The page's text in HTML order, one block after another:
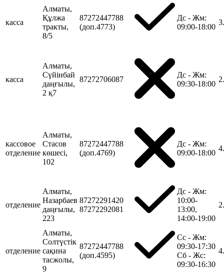
касса
Алматы,
Құлжа
тракты,
8/5
87272447788
(доп.4773)
Дс - Жм:
09:00-18:00
касса
Алматы,
Сүйінбай
даңғылы,
2 қ7
87272706087
Дс - Жм:
09:30-18:00
кассовое
отделение
Алматы,
Стасов
көшесі,
102
87272447788
(доп.4769)
Дс - Жм:
09:00-18:00
отделение
Алматы,
Назарбаев
даңғылы,
223
87272291420
87272292081
Дс - Жм:
10:00-
13:00,
14:00-19:00
отделение
Алматы,
Солтүстік
сақина
тасжолы,
9
87272447788
(доп.4595)
Сс - Жм:
09:30-17:30
Сб - Жс:
09:30-16:30